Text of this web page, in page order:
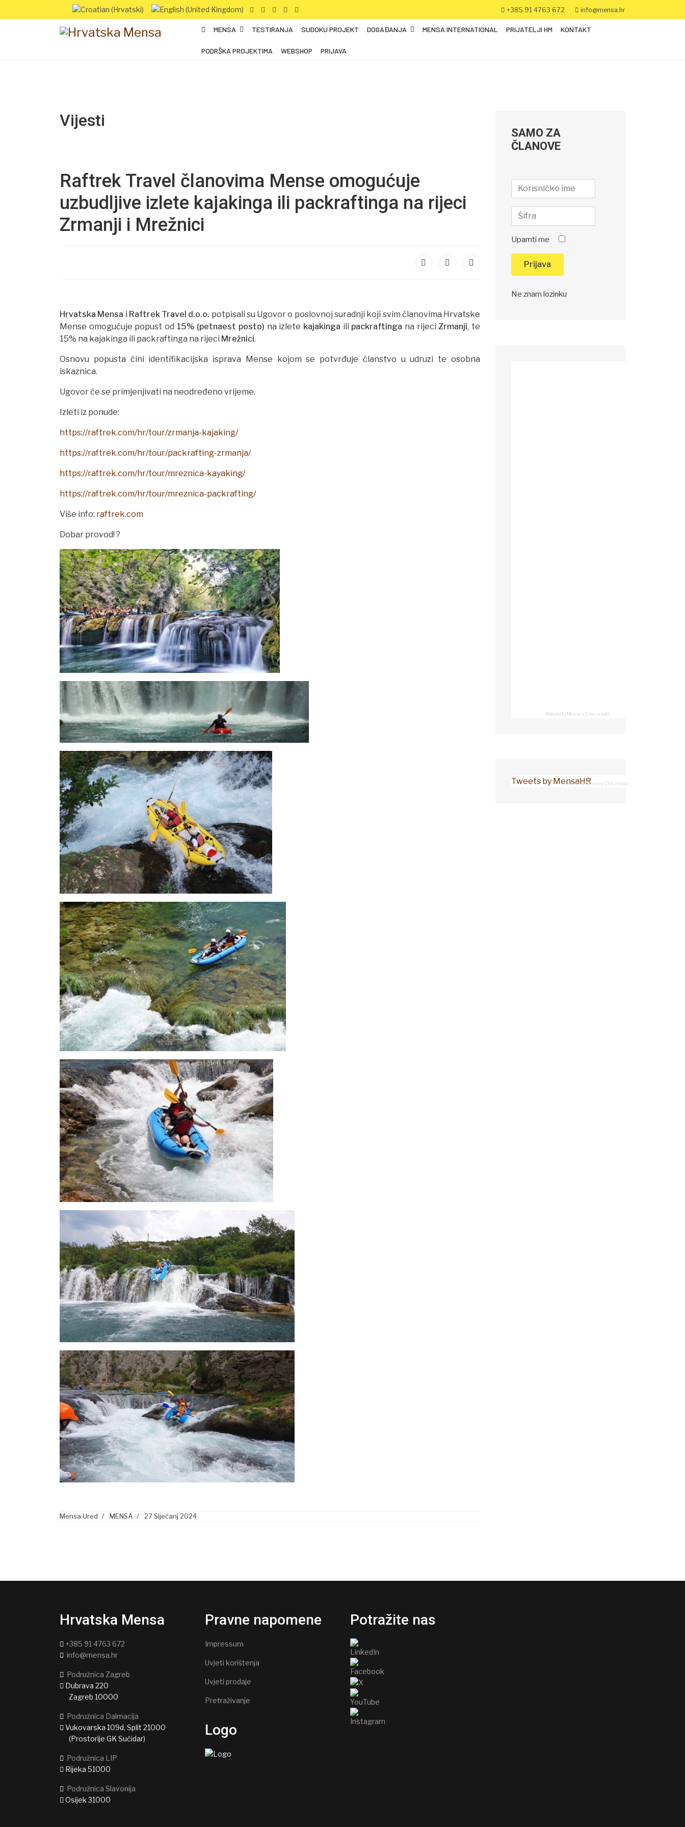
+385 91 4763 672 info@mensa.hr
MENSA TESTIRANJA SUDOKU PROJEKT DOGAĐANJA MENSA INTERNATIONAL PRIJATELJI HM KONTAKT
PODRŠKA PROJEKTIMA WEBSHOP PRIJAVA
Vijesti
Raftrek Travel članovima Mense omogućuje
uzbudljive izlete kajakinga ili packraftinga na rijeci
Zrmanji i Mrežnici
Hrvatska Mensa i Raftrek Travel d.o.o. potpisali su Ugovor o poslovnoj suradnji koji svim članovima Hrvatske
Mense omogućuje popust od 15% (petnaest posto) na izlete kajakinga ili packraftinga na rijeciZrmanji, te
15% na kajakinga ili packraftinga na rijeci Mrežnici.
Osnovu popusta čini identifikacijska isprava Mense kojom se potvrđuje članstvo u udruzi te osobna
iskaznica.
Ugovor će se primjenjivati na neodređeno vrijeme.
Izleti iz ponude:
https://raftrek.com/hr/tour/zrmanja-kajaking/
https://raftrek.com/hr/tour/packrafting-zrmanja/
https://raftrek.com/hr/tour/mreznica-kayaking/
https://raftrek.com/hr/tour/mreznica-packrafting/
Više info: raftrek.com
Dobar provod! ?
Mensa Ured MENSA 27 Siječanj 2024
SAMO ZA
ČLANOVE
Upamti me
Prijava
Ne znam lozinku
4WeHelp Movers Cincinnati
Tweets by MensaHR4WeHelp Movers Cincinnati
Hrvatska Mensa
+385 91 4763 672
info@mensa.hr
Podružnica Zagreb
Dubrava 220
Zagreb 10000
Podružnica Dalmacija
Vukovarska 109d, Split 21000
(Prostorije GK Sućidar)
Podružnica LIP
Rijeka 51000
Podružnica Slavonija
Osijek 31000
Pravne napomene
Impressum
Uvjeti korištenja
Uvjeti prodaje
Pretraživanje
Logo
Potražite nas